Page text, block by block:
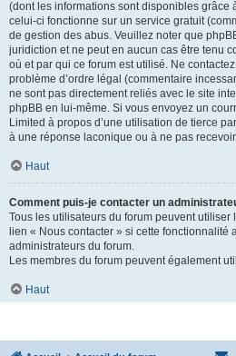
(dont les informations sont disponibles grâce
celui-ci fonctionne sur un service gratuit
de gestion des abus. Veuillez noter que
juridiction et ne peut en aucun cas être tenu
où et par qui ce forum est utilisé. Ne
problème d’ordre légal (commentaire
ne sont pas directement reliés avec le site
phpBB en lui-même. Si vous envoyez un
Limited à propos d’une utilisation de tierce
à une réponse laconique ou à ne pas
Haut
Comment puis-je contacter un
Tous les utilisateurs du forum peuvent
lien « Nous contacter » si cette fonctionnalité
administrateurs du forum.
Les membres du forum peuvent également
Haut